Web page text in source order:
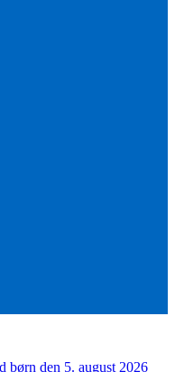
børn den 5. august 2026